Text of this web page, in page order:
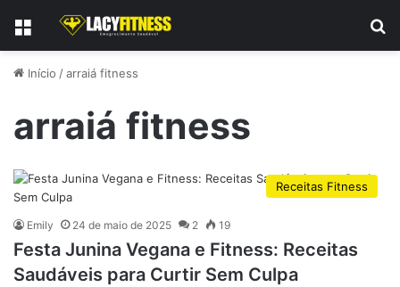
Menu
Início /arraiá fitness
arraiá fitness
Receitas Fitness
Emily 24 de maio de 2025 2 19
Festa Junina Vegana e Fitness: Receitas
Saudáveis para Curtir Sem Culpa